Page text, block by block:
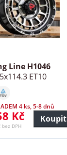
Line H1046
ET10
4 ks, 5-8 dnů
Kč
bez DPH
Koupit